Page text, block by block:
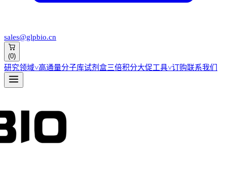
sales@glpbio.cn
(0)
研究领域˅高通量分子库试剂盒三倍积分大促工具˅订购联系我们